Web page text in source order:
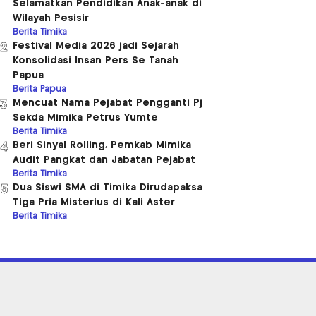
Selamatkan Pendidikan Anak-anak di
Wilayah Pesisir
Berita Timika
Festival Media 2026 jadi Sejarah
Konsolidasi Insan Pers Se Tanah
Papua
Berita Papua
Mencuat Nama Pejabat Pengganti Pj
Sekda Mimika Petrus Yumte
Berita Timika
Beri Sinyal Rolling, Pemkab Mimika
Audit Pangkat dan Jabatan Pejabat
Berita Timika
Dua Siswi SMA di Timika Dirudapaksa
Tiga Pria Misterius di Kali Aster
Berita Timika